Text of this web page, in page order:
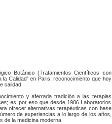
Botánico (Tratamientos Científicos con
Calidad” en Paris; reconocimiento que hoy
calidad.
y aferrada tradición a las terapias
es por eso que desde 1986 Laboratorios
ofrecer alternativas terapéuticas con base
de experiencias a lo largo de los años,
de la medicina moderna.